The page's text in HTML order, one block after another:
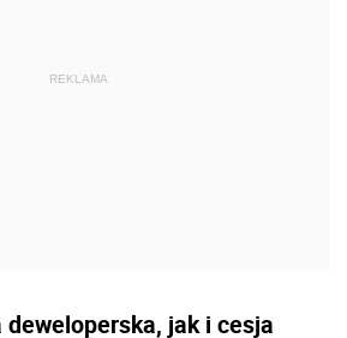
jak i cesja